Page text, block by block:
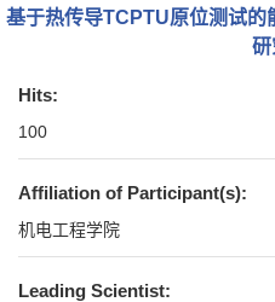
基于热传导TCPTU原位测试的
研
Hits:
100
Affiliation of Participant(s):
机电工程学院
Leading Scientist: